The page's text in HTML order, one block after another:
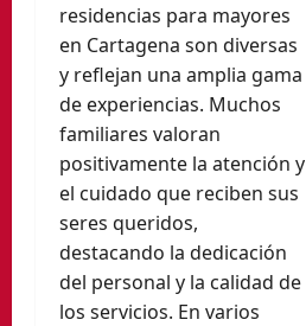
residencias para mayores
en Cartagena son diversas
y reflejan una amplia gama
de experiencias. Muchos
familiares valoran
positivamente la atención y
el cuidado que reciben sus
seres queridos,
destacando la dedicación
del personal y la calidad de
los servicios. En varios